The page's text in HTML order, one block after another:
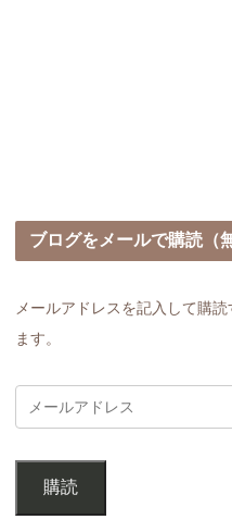
ブログをメールで購読（
メールアドレスを記入して購
ます。
購読